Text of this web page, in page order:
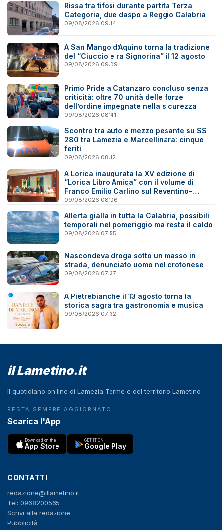
Rissa tra tifosi durante partita Terza
Categoria, due daspo a Reggio Calabria
09/08/2026 09:14
A San Mango d’Aquino torna la tradizione
del “Ciuccio e ra Signorina” il 12 agosto
09/08/2026 09:09
Primo Pride a Catanzaro concluso senza
criticità: oltre 70 unità delle forze
dell’ordine impegnate nella sicurezza
09/08/2026 08:41
Scontro tra auto e mezzo pesante su SS
280 tra Lamezia e Marcellinara: cinque
feriti
09/08/2026 08:12
A Lorica inaugurata la XV edizione di
“Lorica Libro Amica” con il volume di
Franco Emilio Carlino sul Reventino-
Savuto
09/08/2026 08:06
Allerta gialla in tutta la Calabria, possibili
temporali nel pomeriggio ma resta il caldo
09/08/2026 07:55
Nascondeva droga sotto un masso in
strada, denunciato uomo nel crotonese
09/08/2026 07:37
A Pietrebianche il 13 agosto torna la
storica sagra tra gastronomia e musica
09/08/2026 07:32
il Lametino.it
Il quotidiano on line di Lamezia Terme e del territorio Lametino
RESTA SEMPRE AGGIORNATO
Scarica l'App
Download on the
App Store
GET IT ON
Google Play
CONTATTI
redazione@illametino.it
Tel: 0968200565
Scrivi alla redazione
Pubblicità